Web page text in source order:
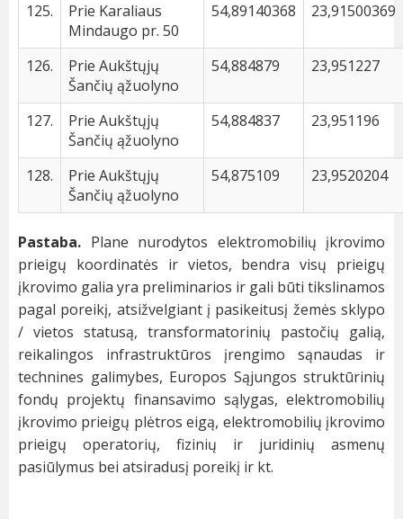
125.
Prie Karaliaus
Mindaugo pr. 50
54,89140368 23,91500369
126.
Prie Aukštųjų
Šančių ąžuolyno
54,884879 23,951227
127.
Prie Aukštųjų
Šančių ąžuolyno
54,884837 23,951196
128.
Prie Aukštųjų
Šančių ąžuolyno
54,875109 23,9520204
Pastaba. Plane nurodytos elektromobilių įkrovimo
prieigų koordinatės ir vietos, bendra visų prieigų
įkrovimo galia yra preliminarios ir gali būti tikslinamos
pagal poreikį, atsižvelgiant į pasikeitusį žemės sklypo
/ vietos statusą, transformatorinių pastočių galią,
reikalingos infrastruktūros įrengimo sąnaudas ir
technines galimybes, Europos Sąjungos struktūrinių
fondų projektų finansavimo sąlygas, elektromobilių
įkrovimo prieigų plėtros eigą, elektromobilių įkrovimo
prieigų operatorių, fizinių ir juridinių asmenų
pasiūlymus bei atsiradusį poreikį ir kt.